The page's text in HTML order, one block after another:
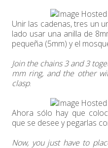
Unir las cadenas, tres un
lado usar una anilla de
pequeña (5mm) y el
Join the chains 3 and 3
mm ring, and the other
clasp.
Ahora sólo hay que
que se desee y pegarlas
Now, you just have to